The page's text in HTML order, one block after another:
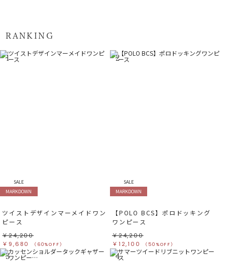
RANKING
1
SALE
MARKDOWN
ツイストデザインマーメイドワン
ピース
￥24,200
￥9,680
（60%OFF）
2
SALE
MARKDOWN
【POLO BCS】ポロドッキング
ワンピース
￥24,200
￥12,100
（50%OFF）
3 4